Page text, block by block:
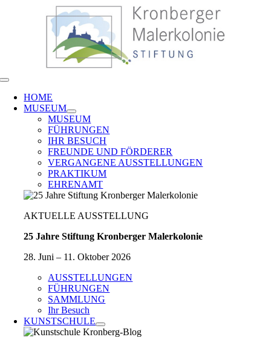
Toggle
Navigation
HOME
MUSEUM
MUSEUM
FÜHRUNGEN
IHR BESUCH
FREUNDE UND FÖRDERER
VERGANGENE AUSSTELLUNGEN
PRAKTIKUM
EHRENAMT
AKTUELLE AUSSTELLUNG
25 Jahre Stiftung Kronberger Malerkolonie
28. Juni – 11. Oktober 2026
AUSSTELLUNGEN
FÜHRUNGEN
SAMMLUNG
Ihr Besuch
KUNSTSCHULE